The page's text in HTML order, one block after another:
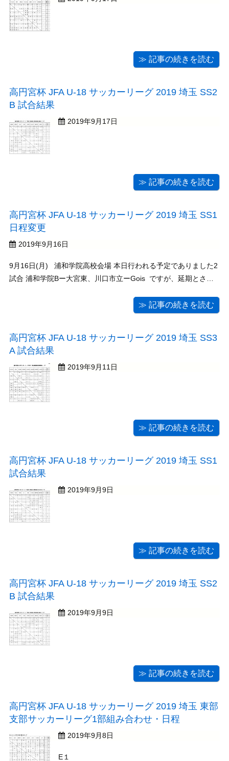
≫ 記事の続きを読む
高円宮杯 JFA U-18 サッカーリーグ 2019 埼玉 SS2
B 試合結果
2019年9月17日
≫ 記事の続きを読む
高円宮杯 JFA U-18 サッカーリーグ 2019 埼玉 SS1
日程変更
2019年9月16日
9月16日(月) 浦和学院高校会場 本日行われる予定でありました2
試合 浦和学院Bー大宮東、川口市立ーGois ですが、延期とさせ
≫ 記事の続きを読む
高円宮杯 JFA U-18 サッカーリーグ 2019 埼玉 SS3
A 試合結果
2019年9月11日
≫ 記事の続きを読む
高円宮杯 JFA U-18 サッカーリーグ 2019 埼玉 SS1
試合結果
2019年9月9日
≫ 記事の続きを読む
高円宮杯 JFA U-18 サッカーリーグ 2019 埼玉 SS2
B 試合結果
2019年9月9日
≫ 記事の続きを読む
高円宮杯 JFA U-18 サッカーリーグ 2019 埼玉 東部
支部サッカーリーグ1部組み合わせ・日程
2019年9月8日
E１